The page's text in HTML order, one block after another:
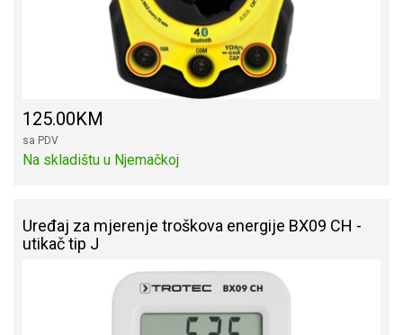
125.00KM
sa PDV
Na skladištu u Njemačkoj
Uređaj za mjerenje troškova energije BX09 CH -
utikač tip J